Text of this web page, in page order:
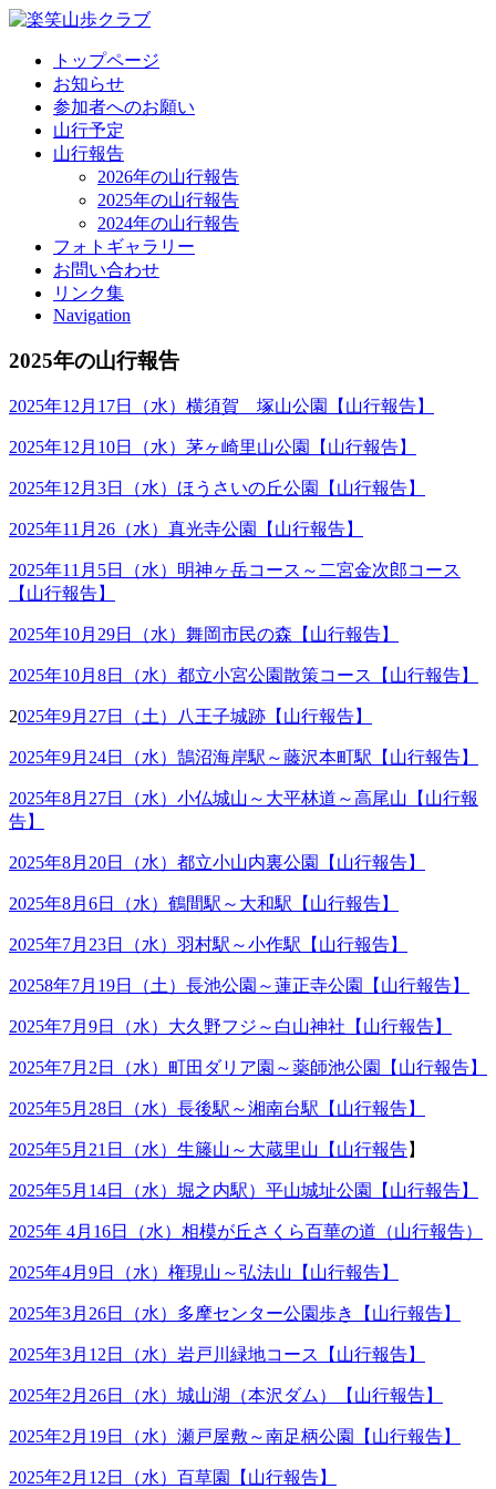
トップページ
お知らせ
参加者へのお願い
山行予定
山行報告
2026年の山行報告
2025年の山行報告
2024年の山行報告
フォトギャラリー
お問い合わせ
リンク集
Navigation
2025年の山行報告
2025年12月17日（水）横須賀 塚山公園【山行報告】
2025年12月10日（水）茅ヶ崎里山公園【山行報告】
2025年12月3日（水）ほうさいの丘公園【山行報告】
2025年11月26（水）真光寺公園【山行報告】
2025年11月5日（水）明神ヶ岳コース～二宮金次郎コース
【山行報告】
2025年10月29日（水）舞岡市民の森【山行報告】
2025年10月8日（水）都立小宮公園散策コース【山行報告】
2025年9月27日（土）八王子城跡【山行報告】
2025年9月24日（水）鵠沼海岸駅～藤沢本町駅【山行報告】
2025年8月27日（水）小仏城山～大平林道～高尾山【山行報
告】
2025年8月20日（水）都立小山内裏公園【山行報告】
2025年8月6日（水）鶴間駅～大和駅【山行報告】
2025年7月23日（水）羽村駅～小作駅【山行報告】
20258年7月19日（土）長池公園～蓮正寺公園【山行報告】
2025年7月9日（水）大久野フジ～白山神社【山行報告】
2025年7月2日（水）町田ダリア園～薬師池公園【山行報告】
2025年5月28日（水）長後駅～湘南台駅【山行報告】
2025年5月21日（水）生籐山～大蔵里山【山行報告】
2025年5月14日（水）堀之内駅）平山城址公園【山行報告】
2025年 4月16日（水）相模が丘さくら百華の道（山行報告）
2025年4月9日（水）権現山～弘法山【山行報告】
2025年3月26日（水）多摩センター公園歩き【山行報告】
2025年3月12日（水）岩戸川緑地コース【山行報告】
2025年2月26日（水）城山湖（本沢ダム）【山行報告】
2025年2月19日（水）瀬戸屋敷～南足柄公園【山行報告】
2025年2月12日（水）百草園【山行報告】